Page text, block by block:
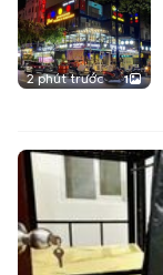
2 phút trước 1